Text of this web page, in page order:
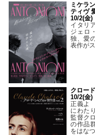
ミケラ
ティヴ
10/2(金)
イタリ
ジェロ
独、愛
表作が
クロー
10/2(金)
正義よ
にわた
監督ク
の作品
をはな